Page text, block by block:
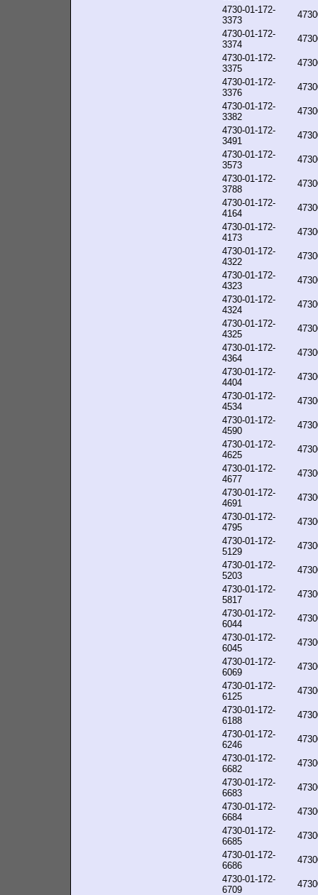
4730-01-172-
3373
4730-01-172-
3374
4730-01-172-
3375
4730-01-172-
3376
4730-01-172-
3382
4730-01-172-
3491
4730-01-172-
3573
4730-01-172-
3788
4730-01-172-
4164
4730-01-172-
4173
4730-01-172-
4322
4730-01-172-
4323
4730-01-172-
4324
4730-01-172-
4325
4730-01-172-
4364
4730-01-172-
4404
4730-01-172-
4534
4730-01-172-
4590
4730-01-172-
4625
4730-01-172-
4677
4730-01-172-
4691
4730-01-172-
4795
4730-01-172-
5129
4730-01-172-
5203
4730-01-172-
5817
4730-01-172-
6044
4730-01-172-
6045
4730-01-172-
6069
4730-01-172-
6125
4730-01-172-
6188
4730-01-172-
6246
4730-01-172-
6682
4730-01-172-
6683
4730-01-172-
6684
4730-01-172-
6685
4730-01-172-
6686
4730-01-172-
6709